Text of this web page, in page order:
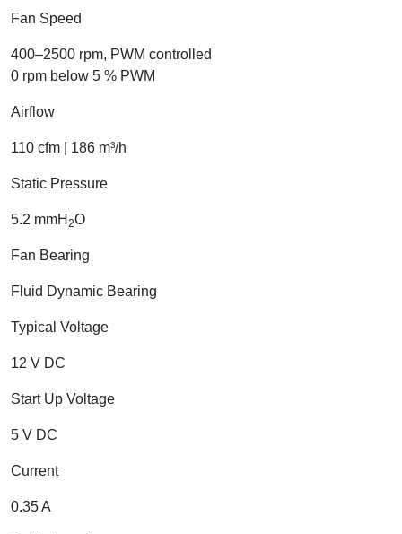
Fan Speed
400–2500 rpm, PWM controlled
0 rpm below 5 % PWM
Airflow
110 cfm | 186 m³/h
Static Pressure
5.2 mmH 2O
Fan Bearing
Fluid Dynamic Bearing
Typical Voltage
12 V DC
Start Up Voltage
5 V DC
Current
0.35 A